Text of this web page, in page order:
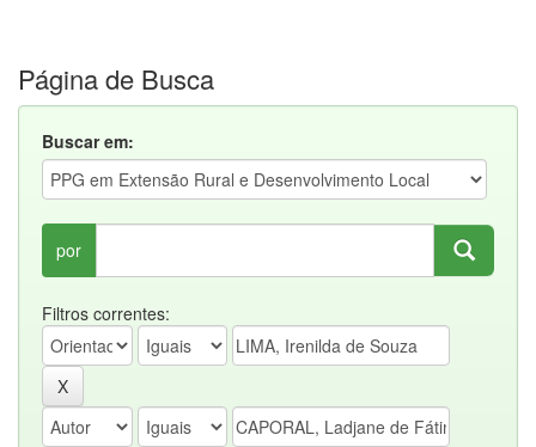
Página de Busca
Buscar em:
por
Filtros correntes: